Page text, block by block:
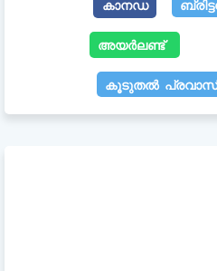
കാനഡ
അയർലണ്ട്
കൂടുതൽ